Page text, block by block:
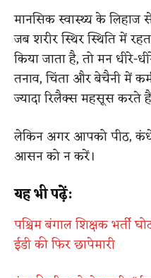
मानसिक स्वास्थ्य के
जब शरीर स्थिर स्थिति में
किया जाता है, तो मन धीरे-
तनाव, चिंता और बेचैनी में
ज्यादा रिलैक्स महसूस करते
लेकिन अगर आपको पीठ, कंधे
आसन को न करें।
यह भी पढ़ें:
पश्चिम बंगाल शिक्षक भर्ती
ईडी की फिर छापेमारी